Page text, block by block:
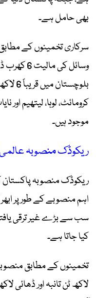
بھی حامل ہے۔
سرکاری تخمینوں کے
وسائل کی
کرومائٹ، لوہا، لیتھیم
موجود ہیں۔
ریکوڈک منصوبہ عالمی
ریکوڈک منصوبہ
اہم منصوبے کے طور پر
سب سے بڑے غیر ترقی
کیا جاتا ہے۔
لاکھ ٹن تانبہ اور ڈھائی